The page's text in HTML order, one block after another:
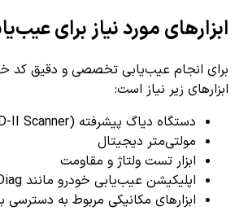
ابزارهای مورد نیاز برای
برای انجام عیب‌یابی تخصصی و دقیق کد
ابزارهای زیر نیاز است:
دستگاه دیاگ پیشرفته (OBD-II Scanner)
مولتی‌متر دیجیتال
ابزار تست ولتاژ و مقاومت
اپلیکیشن عیب‌یابی خودرو مانند AiDiag
ابزارهای مکانیکی مربوط به